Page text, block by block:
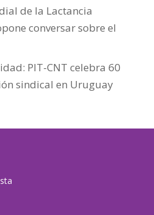
de la Lactancia
conversar sobre el
PIT-CNT celebra 60
sindical en Uruguay